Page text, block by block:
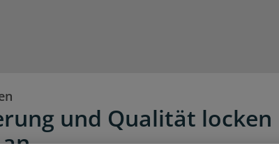
und Qualität locken